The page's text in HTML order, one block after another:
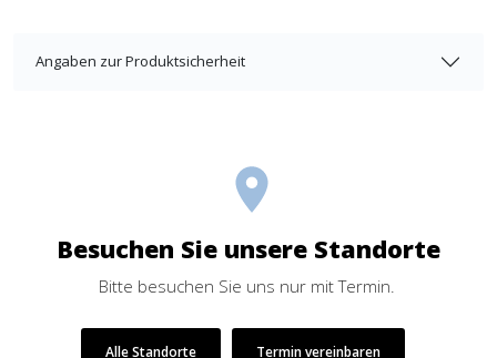
Angaben zur Produktsicherheit
Besuchen Sie unsere Standorte
Bitte besuchen Sie uns nur mit Termin.
Alle Standorte Termin vereinbaren